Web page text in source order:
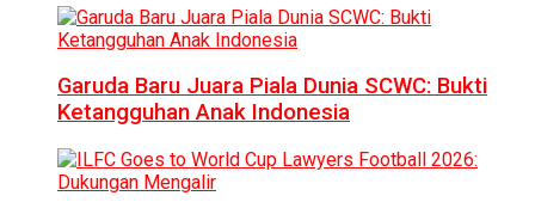
Garuda Baru Juara Piala Dunia SCWC: Bukti
Ketangguhan Anak Indonesia